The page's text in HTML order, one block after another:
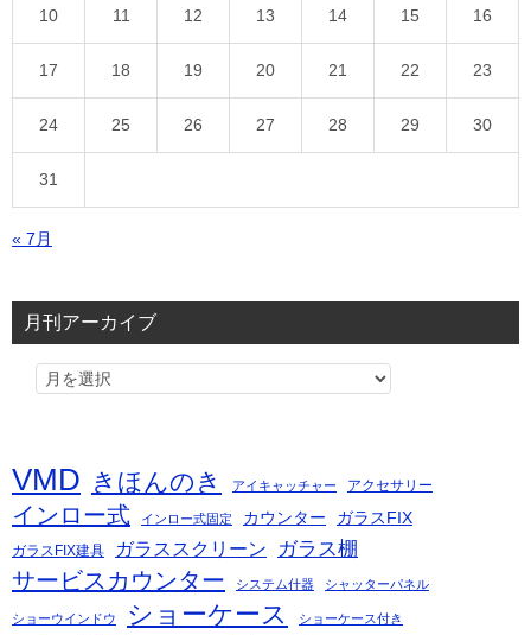
10 11 12 13 14 15 16
17 18 19 20 21 22 23
24 25 26 27 28 29 30
31
« 7月
月刊アーカイブ
VMD きほんのき アイキャッチャー アクセサリー
インロー式 インロー式固定 カウンター ガラスFIX
ガラスFIX建具 ガラススクリーン ガラス棚
サービスカウンター システム什器 シャッターパネル
ショーウインドウ ショーケース ショーケース付き